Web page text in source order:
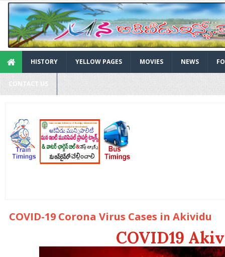
HISTORY YELLOW PAGES MOVIES NEWS
CONTACT US
COVID-19 Corona Virus Cases in Akividu
COVID19